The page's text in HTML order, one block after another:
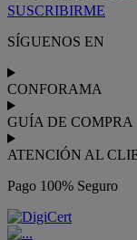
SUSCRIBIRME
SÍGUENOS EN
CONFORAMA
GUÍA DE COMPRA
ATENCIÓN AL
Pago 100% Seguro